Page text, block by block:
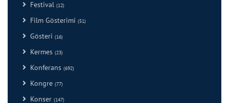
Festival (12)
Film Gösterimi (51)
Gösteri (16)
Kermes (23)
Konferans (692)
Kongre (77)
Konser (147)